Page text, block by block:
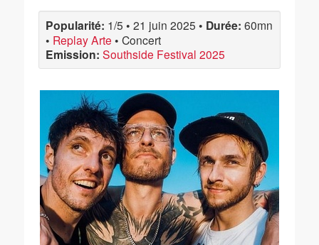
Popularité: 1/5 • 21 juin 2025 • Durée: 60mn
• Replay Arte • Concert
Emission: Southside Festival 2025